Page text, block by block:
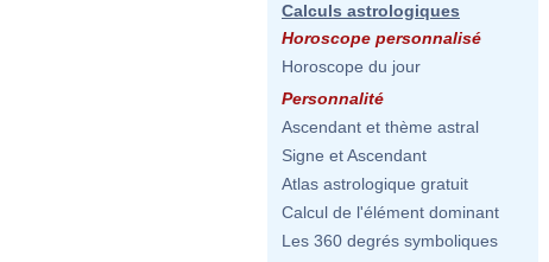
Calculs astrologiques
Horoscope personnalisé
Horoscope du jour
Personnalité
Ascendant et thème astral
Signe et Ascendant
Atlas astrologique gratuit
Calcul de l'élément dominant
Les 360 degrés symboliques